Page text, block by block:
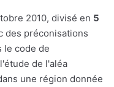
2010, divisé en 5
des préconisations
le code de
de l'aléa
une région donnée